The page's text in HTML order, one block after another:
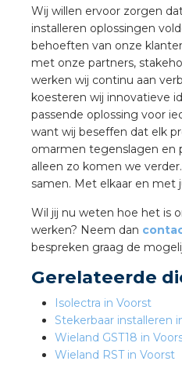
Wij willen ervoor zorgen
installeren oplossingen
behoeften van onze
met onze partners,
werken wij continu aan
koesteren wij innovatieve
passende oplossing voor
want wij beseffen dat elk
omarmen tegenslagen en
alleen zo komen we
samen. Met elkaar en met
Wil jij nu weten hoe het is
werken? Neem dan
bespreken graag de
Gerelateerde
Isolectra in Voorst
Stekerbaar installeren
Wieland GST18 in
Wieland RST in Voorst
Academy